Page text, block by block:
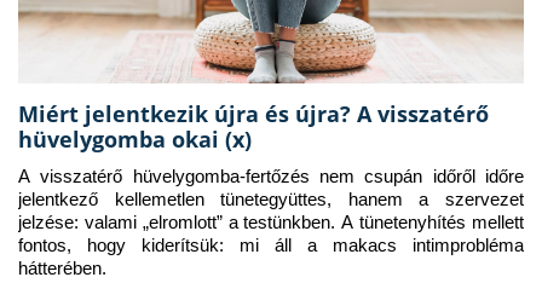
Miért jelentkezik újra és újra? A visszatérő
hüvelygomba okai (x)
A visszatérő hüvelygomba-fertőzés nem csupán időről időre
jelentkező kellemetlen tünetegyüttes, hanem a szervezet
jelzése: valami „elromlott” a testünkben. A tünetenyhítés mellett
fontos, hogy kiderítsük: mi áll a makacs intimprobléma
hátterében.